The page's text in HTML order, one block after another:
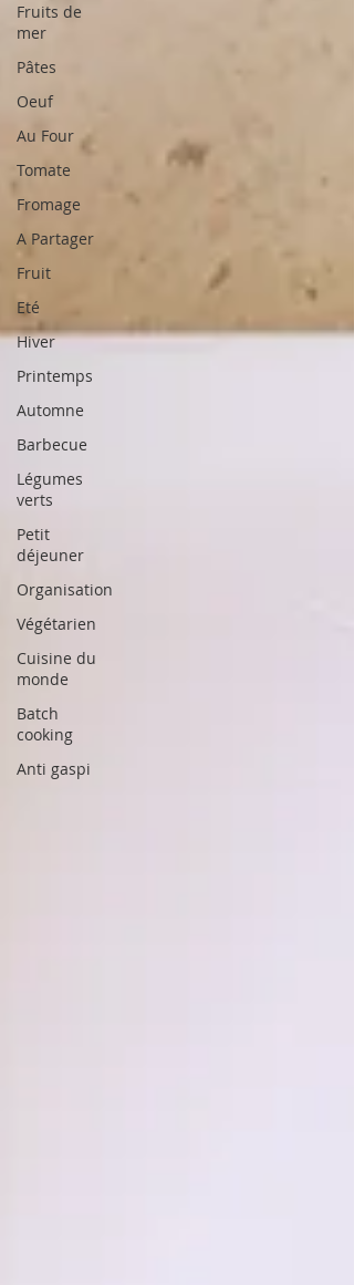
Fruits de
mer
Pâtes
Oeuf
Au Four
Tomate
Fromage
A Partager
Fruit
Eté
Hiver
Printemps
Automne
Barbecue
Légumes
verts
Petit
déjeuner
Organisation
Végétarien
Cuisine du
monde
Batch
cooking
Anti gaspi